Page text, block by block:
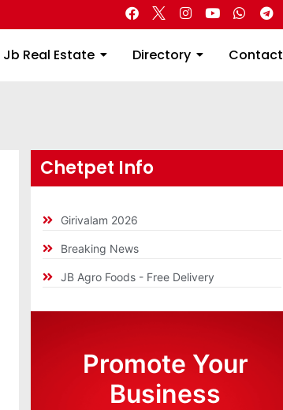
Jb Real Estate Directory Contact
Jb Real Estate
Directory
Contact
Chetpet Info
Girivalam 2026
Breaking News
JB Agro Foods - Free Delivery
Promote Your
Business